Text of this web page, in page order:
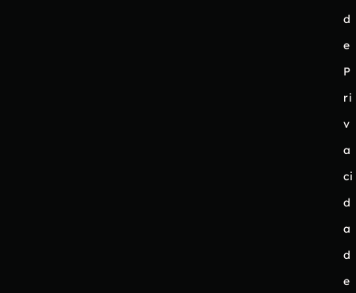
d
e
P
ri
v
a
ci
d
a
d
e